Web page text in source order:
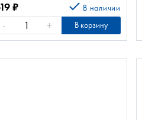
₽ В наличии
- + В корзину